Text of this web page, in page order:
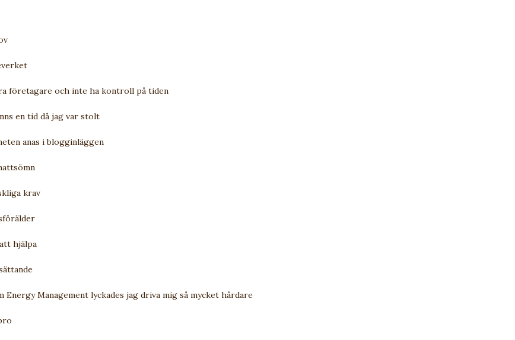
företagare och inte ha kontroll på tiden
en tid då jag var stolt
anas i blogginläggen
krav
hjälpa
Energy Management lyckades jag driva mig så mycket hårdare